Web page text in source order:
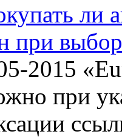
ли
при
2015
при